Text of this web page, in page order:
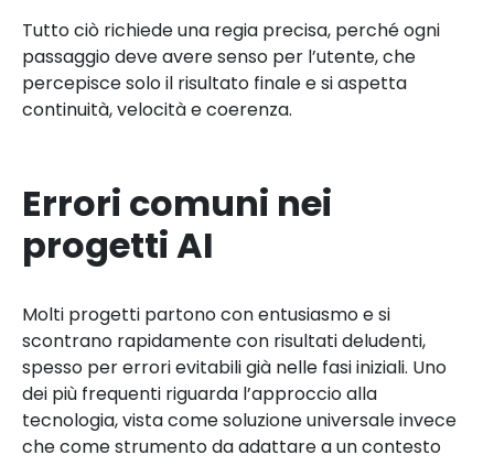
Tutto ciò richiede una regia precisa, perché ogni
passaggio deve avere senso per l’utente, che
percepisce solo il risultato finale e si aspetta
continuità, velocità e coerenza.
Errori comuni nei
progetti AI
Molti progetti partono con entusiasmo e si
scontrano rapidamente con risultati deludenti,
spesso per errori evitabili già nelle fasi iniziali. Uno
dei più frequenti riguarda l’approccio alla
tecnologia, vista come soluzione universale invece
che come strumento da adattare a un contesto